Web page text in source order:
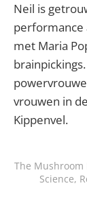
Neil is
performance
met Maria
vrouwen in
Kippenvel.
The Mushroom
Science,